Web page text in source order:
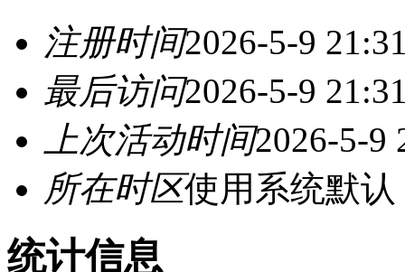
注册时间2026-5-9
最后访问2026-5-9
上次活动时间2026-5-9
所在时区使用系统默认
统计信息